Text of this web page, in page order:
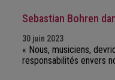
Sebastian Bohren
30 juin 2023
« Nous, musiciens,
responsabilités envers